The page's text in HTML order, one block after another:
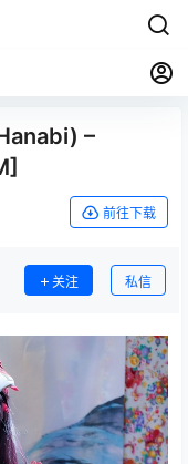
–
前往下载
关注 私信